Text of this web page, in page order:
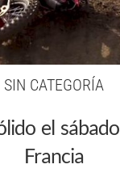
SIN CATEGORÍA
el
Francia